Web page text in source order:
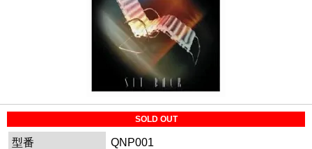
SOLD OUT
型番
QNP001